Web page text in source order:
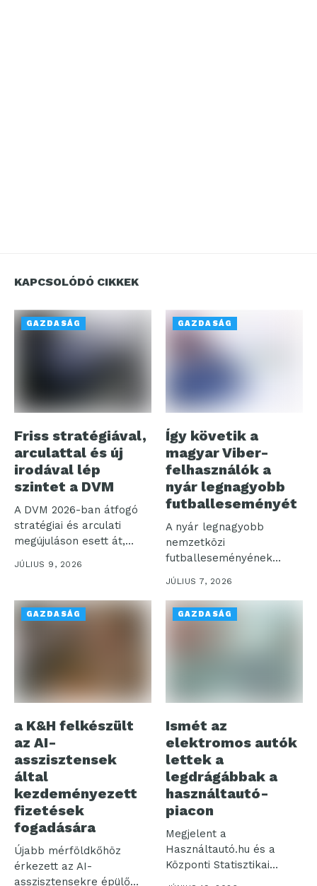
KAPCSOLÓDÓ CIKKEK
GAZDASÁG
Friss stratégiával,
arculattal és új
irodával lép
szintet a DVM
A DVM 2026-ban átfogó
stratégiai és arculati
megújuláson esett át,
egyidejűleg a...
JÚLIUS 9, 2026
GAZDASÁG
Így követik a
magyar Viber-
felhasználók a
nyár legnagyobb
futballeseményét
A nyár legnagyobb
nemzetközi
futballeseményének
kapcsán a Rakuten Viber
a hivatalos magyar...
JÚLIUS 7, 2026
GAZDASÁG
a K&H felkészült
az AI-
asszisztensek
által
kezdeményezett
fizetések
fogadására
Újabb mérföldkőhöz
érkezett az AI-
asszisztensekre épülő
GAZDASÁG
Ismét az
elektromos autók
lettek a
legdrágábbak a
használtautó-
piacon
Megjelent a
Használtautó.hu és a
Központi Statisztikai
Hivatal legfrissebb, májusi